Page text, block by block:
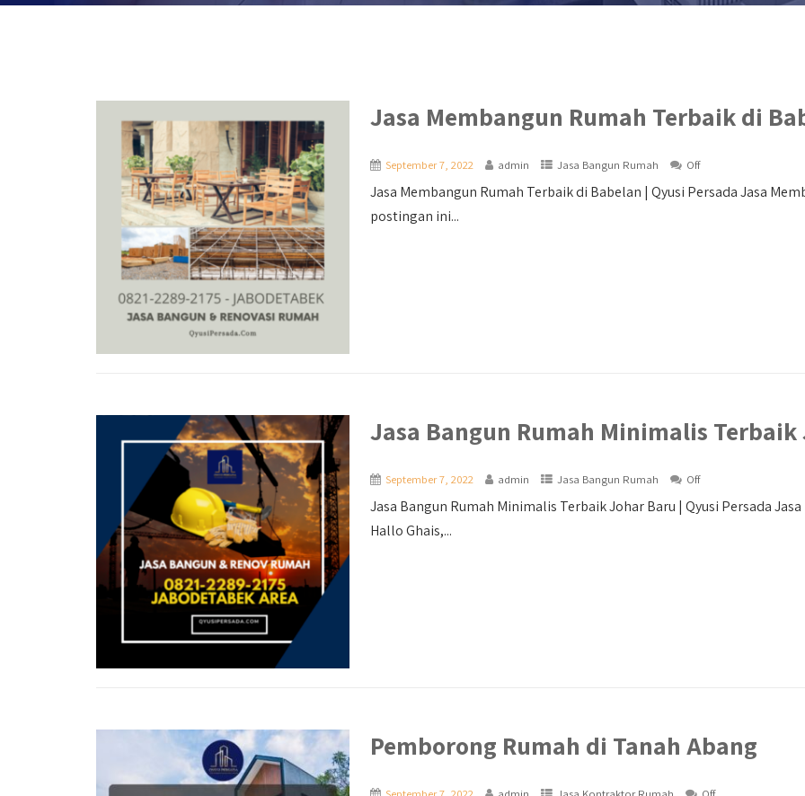
Jasa Membangun Rumah Terbaik di
September 7, 2022 admin Jasa Bangun Rumah Off
Jasa Membangun Rumah Terbaik di Babelan | Qyusi Persada Jasa
postingan ini...
Jasa Bangun Rumah Minimalis
September 7, 2022 admin Jasa Bangun Rumah Off
Jasa Bangun Rumah Minimalis Terbaik Johar Baru | Qyusi Persada
Hallo Ghais,...
Pemborong Rumah di Tanah Abang